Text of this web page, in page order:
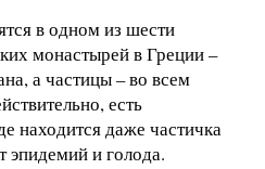
в одном из шести
монастырей в Греции –
а частицы – во всем
есть
находится даже частичка
эпидемий и голода.